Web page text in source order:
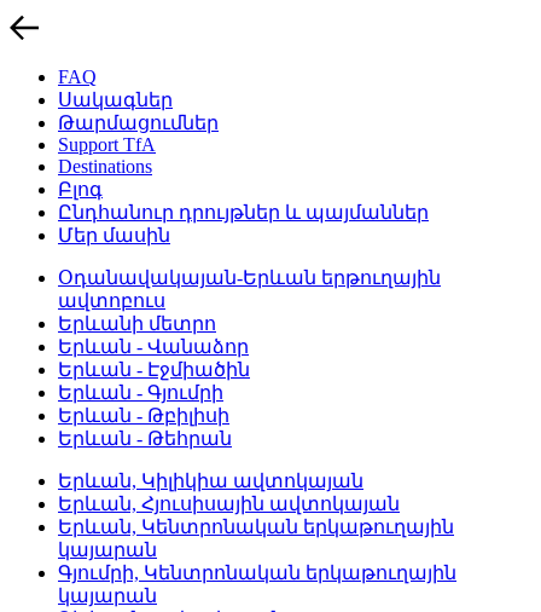
FAQ
Սակագներ
Թարմացումներ
Support TfA
Destinations
Բլոգ
Ընդհանուր դրույթներ և պայմաններ
Մեր մասին
Օդանավակայան-Երևան երթուղային
ավտոբուս
Երևանի մետրո
Երևան - Վանաձոր
Երևան - Էջմիածին
Երևան - Գյումրի
Երևան - Թբիլիսի
Երևան - Թեհրան
Երևան, Կիլիկիա ավտոկայան
Երևան, Հյուսիսային ավտոկայան
Երևան, Կենտրոնական երկաթուղային
կայարան
Գյումրի, Կենտրոնական երկաթուղային
կայարան